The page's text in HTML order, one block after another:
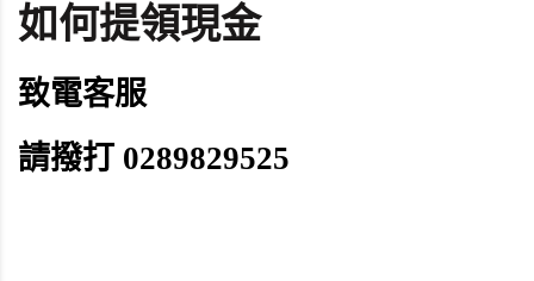
如何提領現金
致電客服
請撥打 0289829525